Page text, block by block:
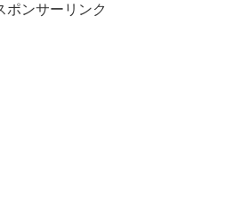
ポンサーリンク